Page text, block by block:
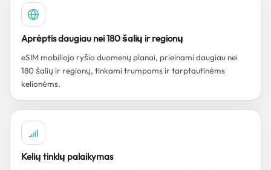
Aprėptis daugiau nei 180 šalių ir regionų
eSIM mobiliojo ryšio duomenų planai, prieinami daugiau nei
180 šalių ir regionų, tinkami trumpoms ir tarptautinėms
kelionėms.
Kelių tinklų palaikymas